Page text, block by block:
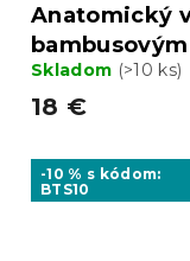
Anatomický
Skladom (>10 ks)
18 €
-10 % s kódom:
BTS10